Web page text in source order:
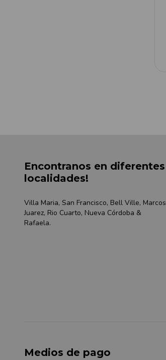
Encontranos en diferentes
localidades!
Villa Maria, San Francisco, Bell Ville, Marcos
Juarez, Rio Cuarto, Nueva Córdoba &
Rafaela.
Medios de pago